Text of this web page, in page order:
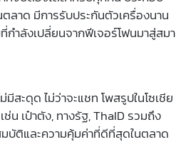
าด มีการรับประกันตัวเครื่องนาน
กำลังเปลี่ยนจากฟีเจอร์โฟนมาสู่สมา
สะดุด ไม่ว่าจะแชท โพสรูปในโซเชีย
เป๋าตัง, ทางรัฐ, ThaID รวมถึง
บัติและความคุ้มค่าที่ดีที่สุดในตลาด